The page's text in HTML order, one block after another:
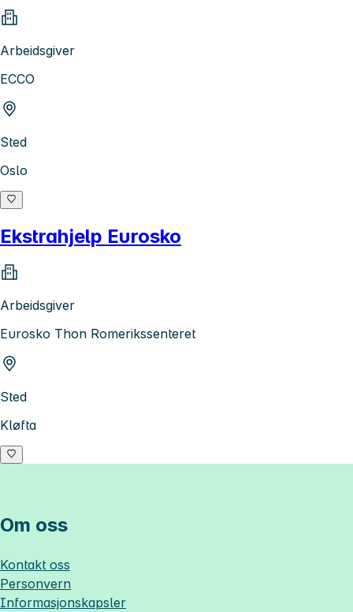
Arbeidsgiver
ECCO
Sted
Oslo
Ekstrahjelp Eurosko
Arbeidsgiver
Eurosko Thon Romerikssenteret
Sted
Kløfta
Om oss
Kontakt oss
Personvern
Informasjonskapsler